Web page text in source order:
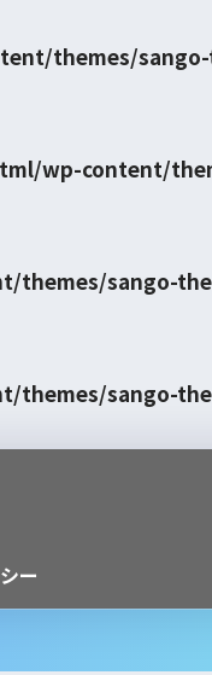
themes/
wp-content/
themes/sango-
themes/sango-
ー